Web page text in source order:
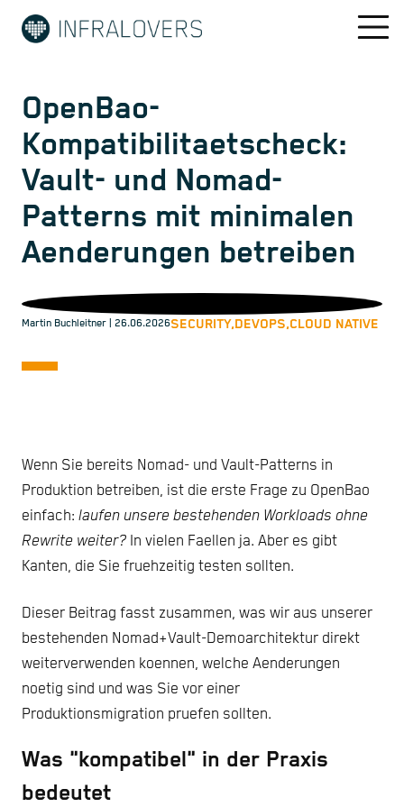
OpenBao-
Kompatibilitaetscheck:
Vault- und Nomad-
Patterns mit minimalen
Aenderungen betreiben
Martin Buchleitner | 26.06.2026SECURITY,DEVOPS,CLOUD NATIVE
Wenn Sie bereits Nomad- und Vault-Patterns in
Produktion betreiben, ist die erste Frage zu OpenBao
einfach: laufen unsere bestehenden Workloads ohne
Rewrite weiter? In vielen Faellen ja. Aber es gibt
Kanten, die Sie fruehzeitig testen sollten.
Dieser Beitrag fasst zusammen, was wir aus unserer
bestehenden Nomad+Vault-Demoarchitektur direkt
weiterverwenden koennen, welche Aenderungen
noetig sind und was Sie vor einer
Produktionsmigration pruefen sollten.
Was "kompatibel" in der Praxis
bedeutet